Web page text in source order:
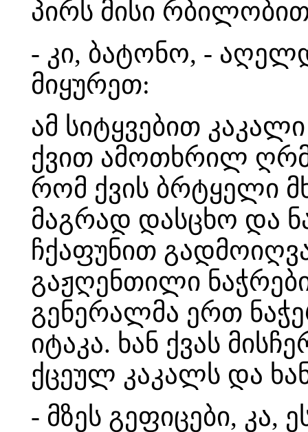
პირს მისი
- კი, ბატონო, -
მიყურეთ:
ამ სიტყვებით
ქვით ამოთხრილ
რომ ქვის ბრტყელი
მაგრად დასცხო და
ჩქაფუნით
გაჟღენთილი ნაჭრები
გენერალმა ერთ
იტაკა. ხან ქვას
ქცეულ კაკალს და
- მზეს გეფიცები, კა,